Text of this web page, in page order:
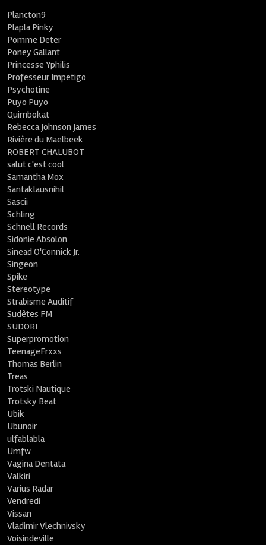
Plancton9
Plapla Pinky
Pomme Deter
Poney Gallant
Princesse Yphilis
Professeur Impetigo
Psychotine
Puyo Puyo
Quimbokat
Rebecca Johnson James
Rivière du Maelbeek
ROBERT CHALUBOT
salut c'est cool
Samantha Mox
Santaklausnihil
Sascii
Schling
Schnell Records
Sidonie Absolon
Sinead O'Connick Jr.
Singeon
Spike
Stereotype
Strabisme Auditif
Sudètes FM
SUDORI
Superpromotion
TeenageFrxxs
Thomas Berlin
Treas
Trotski Nautique
Trotsky Beat
Ubik
Ubunoir
ulfablabla
Umfw
Vagina Dentata
Valkiri
Varius Radar
Vendredi
Vissan
Vladimir Vlechnivsky
Voisindeville